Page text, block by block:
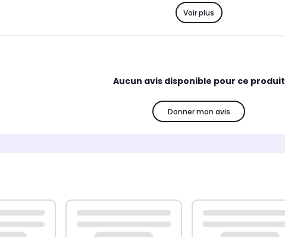
Voir plus
Aucun avis disponible pour ce produit
Donner mon avis